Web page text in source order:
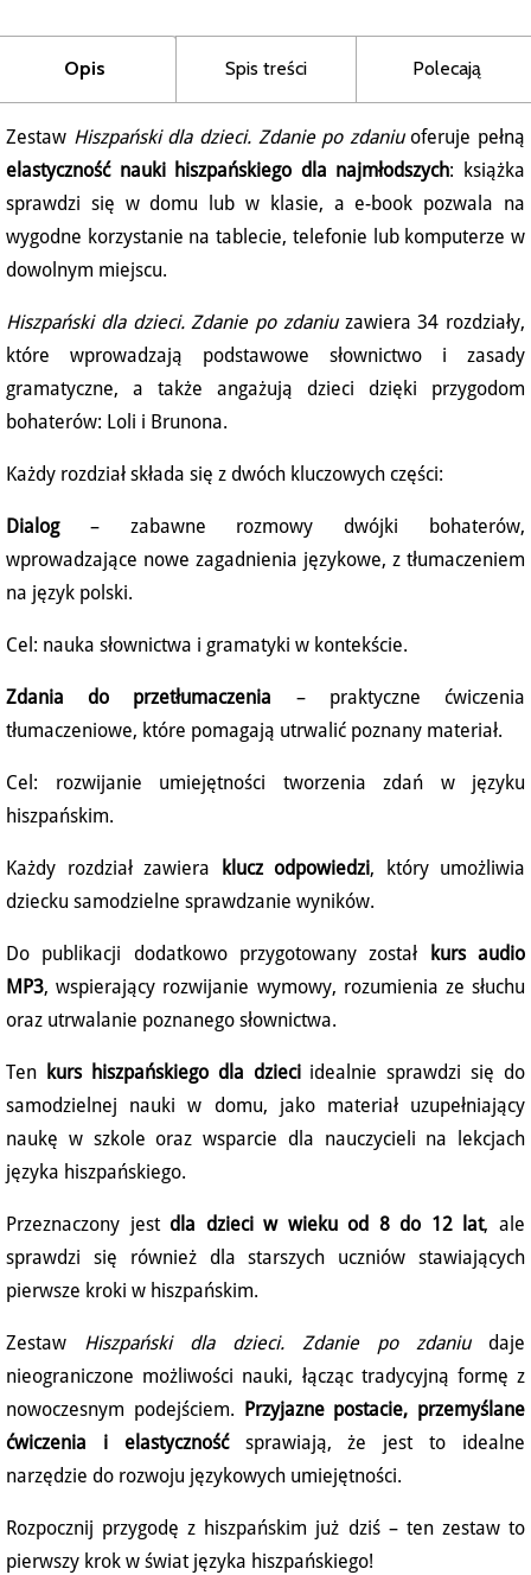
Opis Spis treści Polecają
Zestaw Hiszpański dla dzieci. Zdanie po zdaniu oferuje pełną
elastyczność nauki hiszpańskiego dla najmłodszych: książka
sprawdzi się w domu lub w klasie, a e-book pozwala na
wygodne korzystanie na tablecie, telefonie lub komputerze w
dowolnym miejscu.
Hiszpański dla dzieci. Zdanie po zdaniuzawiera 34 rozdziały,
które wprowadzają podstawowe słownictwo i zasady
gramatyczne, a także angażują dzieci dzięki przygodom
bohaterów: Loli i Brunona.
Każdy rozdział składa się z dwóch kluczowych części:
Dialog– zabawne rozmowy dwójki bohaterów,
wprowadzające nowe zagadnienia językowe, z tłumaczeniem
na język polski.
Cel: nauka słownictwa i gramatyki w kontekście.
Zdania do przetłumaczenia – praktyczne ćwiczenia
tłumaczeniowe, które pomagają utrwalić poznany materiał.
Cel: rozwijanie umiejętności tworzenia zdań w języku
hiszpańskim.
Każdy rozdział zawiera klucz odpowiedzi, który umożliwia
dziecku samodzielne sprawdzanie wyników.
Do publikacji dodatkowo przygotowany został
kurs audio
MP3, wspierający rozwijanie wymowy, rozumienia ze słuchu
oraz utrwalanie poznanego słownictwa.
Ten kurs hiszpańskiego dla dzieci idealnie sprawdzi się do
samodzielnej nauki w domu, jako materiał uzupełniający
naukę w szkole oraz wsparcie dla nauczycieli na lekcjach
języka hiszpańskiego.
Przeznaczony jest dla dzieci w wieku od 8 do 12 lat, ale
sprawdzi się również dla starszych uczniów stawiających
pierwsze kroki w hiszpańskim.
Zestaw Hiszpański dla dzieci. Zdanie po zdaniudaje
nieograniczone możliwości nauki, łącząc tradycyjną formę z
nowoczesnym podejściem.
Przyjazne postacie, przemyślane
ćwiczenia i elastycznośćsprawiają, że jest to idealne
narzędzie do rozwoju językowych umiejętności.
Rozpocznij przygodę z hiszpańskim już dziś – ten zestaw to
pierwszy krok w świat języka hiszpańskiego!